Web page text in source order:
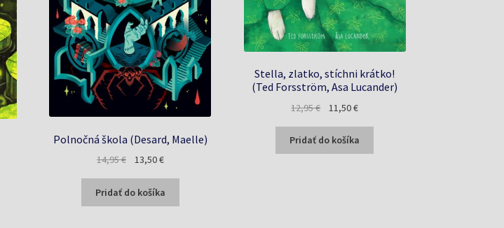
Polnočná škola (Desard, Maelle)
14,95€
Pôvodná
bola:
14,95 €.
13,50€Aktuálna
je:
13,50 €.
Pridať do košíka
Stella, zlatko, stíchni krátko!
(Ted Forsström, Asa Lucander)
12,95€
Pôvodná
bola:
12,95 €.
11,50€Aktuálna
je:
11,50 €.
Pridať do košíka